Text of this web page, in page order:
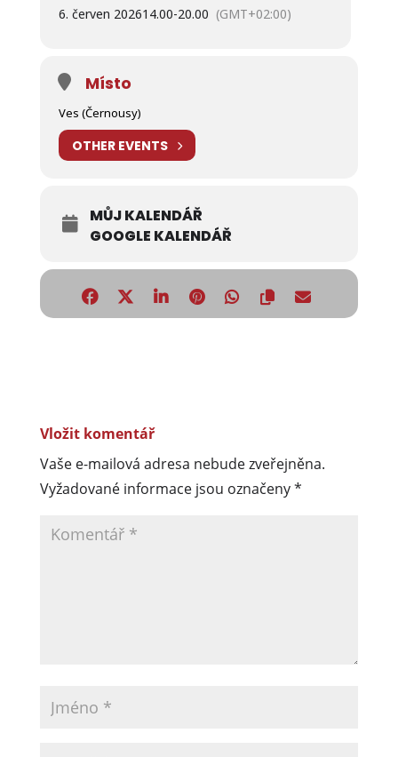
6. červen 202614.00-20.00 (GMT+02:00)
Místo
Ves (Černousy)
OTHER EVENTS
MŮJ KALENDÁŘ
GOOGLE KALENDÁŘ
Vložit komentář
Vaše e-mailová adresa nebude zveřejněna.
Vyžadované informace jsou označeny*